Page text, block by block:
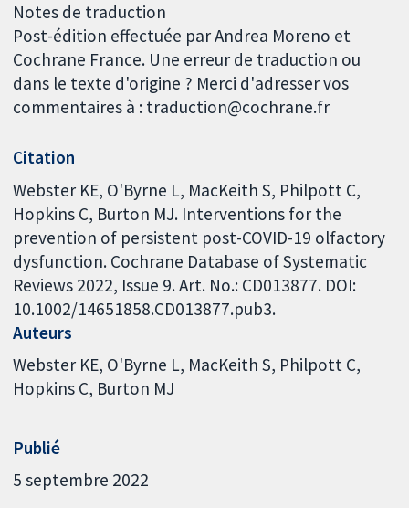
Notes de traduction
Post-édition effectuée par Andrea Moreno et
Cochrane France. Une erreur de traduction ou
dans le texte d'origine ? Merci d'adresser vos
commentaires à : traduction@cochrane.fr
Citation
Webster KE, O'Byrne L, MacKeith S, Philpott C,
Hopkins C, Burton MJ. Interventions for the
prevention of persistent post-COVID-19 olfactory
dysfunction. Cochrane Database of Systematic
Reviews 2022, Issue 9. Art. No.: CD013877. DOI:
10.1002/14651858.CD013877.pub3.
Auteurs
Webster KE O'Byrne L MacKeith S Philpott C
Hopkins C Burton MJ
Publié
5 septembre 2022